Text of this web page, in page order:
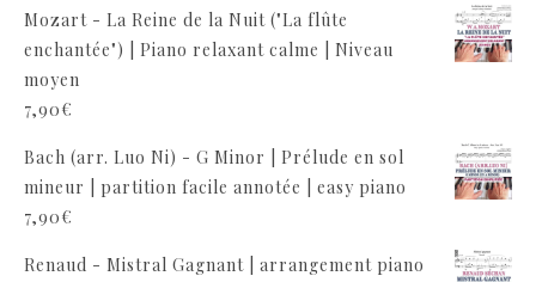
Mozart - La Reine de la Nuit ("La flûte
enchantée") | Piano relaxant calme | Niveau
moyen
7,90€
Bach (arr. Luo Ni) - G Minor | Prélude en sol
mineur | partition facile annotée | easy piano
7,90€
Renaud - Mistral Gagnant | arrangement piano